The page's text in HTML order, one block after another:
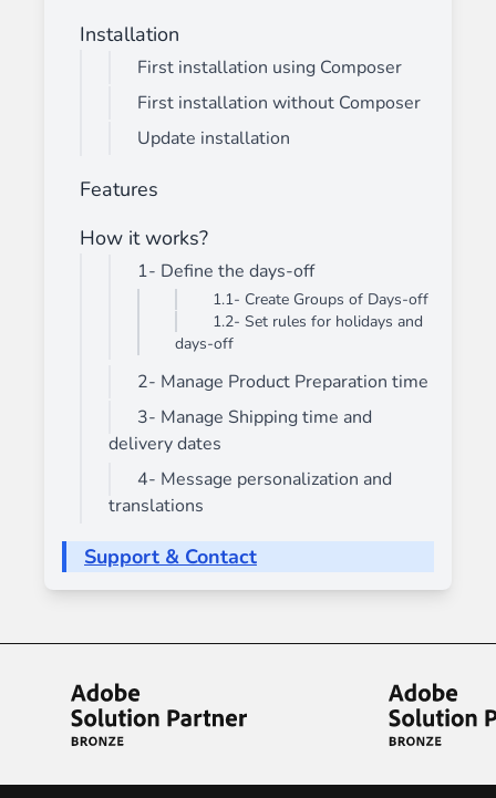
Installation
First installation using Composer
First installation without Composer
Update installation
Features
How it works?
1- Define the days-off
1.1- Create Groups of Days-off
1.2- Set rules for holidays and
days-off
2- Manage Product Preparation time
3- Manage Shipping time and
delivery dates
4- Message personalization and
translations
Support & Contact